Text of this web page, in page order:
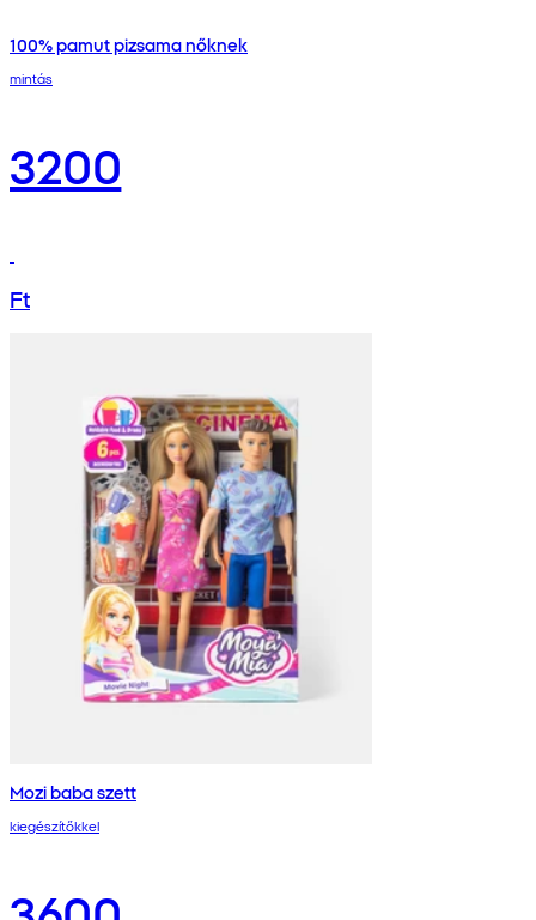
100% pamut pizsama nőknek
mintás
3200
Ft
Mozi baba szett
kiegészítőkkel